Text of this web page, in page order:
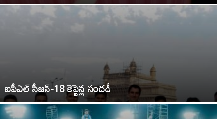
ఐపీఎల్ సీజన్-18 కెప్టెన్ల సందడీ